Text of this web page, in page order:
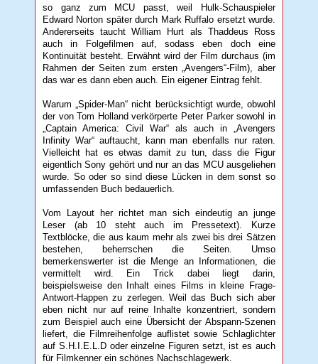
so ganz zum MCU passt, weil Hulk-Schauspieler
Edward Norton später durch Mark Ruffalo ersetzt wurde.
Andererseits taucht William Hurt als Thaddeus Ross
auch in Folgefilmen auf, sodass eben doch eine
Kontinuität besteht. Erwähnt wird der Film durchaus (im
Rahmen der Seiten zum ersten „Avengers“-Film), aber
das war es dann eben auch. Ein eigener Eintrag fehlt.
Warum „Spider-Man“ nicht berücksichtigt wurde, obwohl
der von Tom Holland verkörperte Peter Parker sowohl in
„Captain America: Civil War“ als auch in „Avengers
Infinity War“ auftaucht, kann man ebenfalls nur raten.
Vielleicht hat es etwas damit zu tun, dass die Figur
eigentlich Sony gehört und nur an das MCU ausgeliehen
wurde. So oder so sind diese Lücken in dem sonst so
umfassenden Buch bedauerlich.
Vom Layout her richtet man sich eindeutig an junge
Leser (ab 10 steht auch im Pressetext). Kurze
Textblöcke, die aus kaum mehr als zwei bis drei Sätzen
bestehen, beherrschen die Seiten. Umso
bemerkenswerter ist die Menge an Informationen, die
vermittelt wird. Ein Trick dabei liegt darin,
beispielsweise den Inhalt eines Films in kleine Frage-
Antwort-Happen zu zerlegen. Weil das Buch sich aber
eben nicht nur auf reine Inhalte konzentriert, sondern
zum Beispiel auch eine Übersicht der Abspann-Szenen
liefert, die Filmreihenfolge auflistet sowie Schlaglichter
auf S.H.I.E.L.D oder einzelne Figuren setzt, ist es auch
für Filmkenner ein schönes Nachschlagewerk.